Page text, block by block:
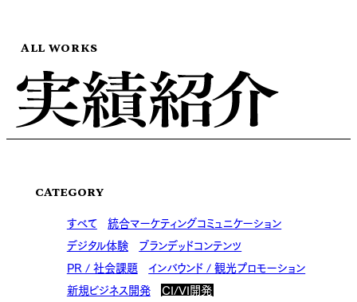
ALL WORKS
CATEGORY
すべて 統合マーケティングコミュニケーション
デジタル体験
ブランデッドコンテンツ
PR / 社会課題 インバウンド / 観光プロモーション
新規ビジネス開発
CI/VI開発